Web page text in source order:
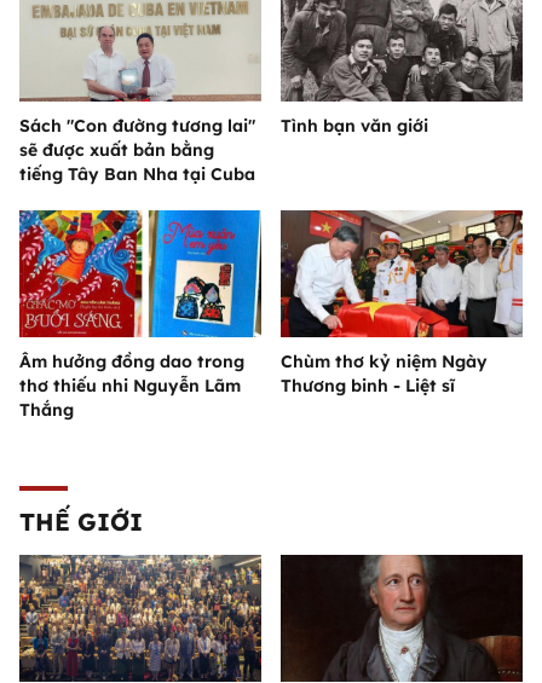
Sách "Con đường tương lai"
sẽ được xuất bản bằng
tiếng Tây Ban Nha tại Cuba
Tình bạn văn giới
Âm hưởng đồng dao trong
thơ thiếu nhi Nguyễn Lãm
Thắng
Chùm thơ kỷ niệm Ngày
Thương binh - Liệt sĩ
THẾ GIỚI